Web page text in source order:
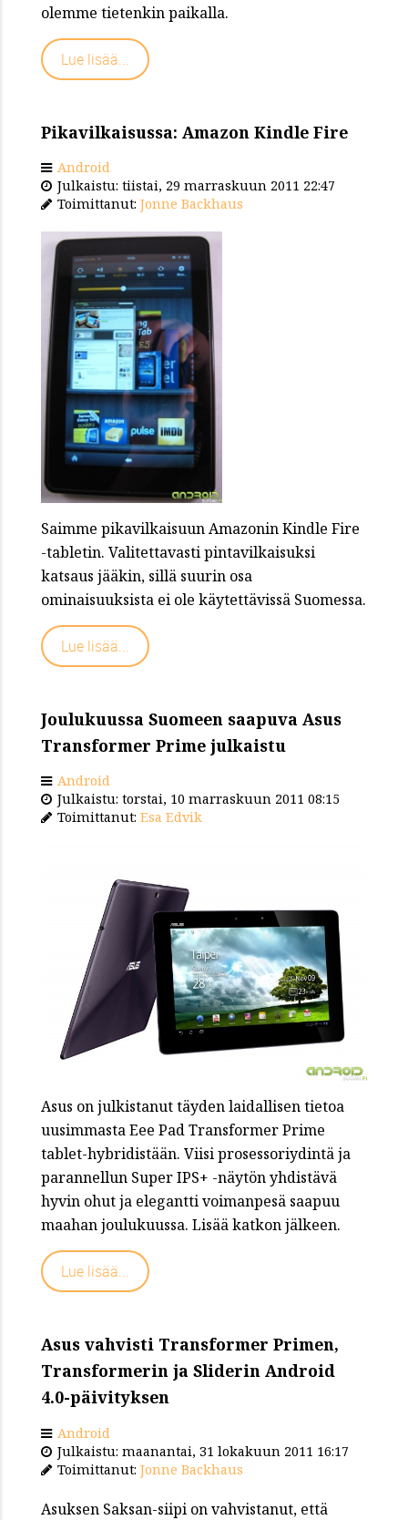
olemme tietenkin paikalla.
Lue lisää...
Pikavilkaisussa: Amazon Kindle Fire
Android
Julkaistu: tiistai, 29 marraskuun 2011 22:47
Toimittanut: Jonne Backhaus
Saimme pikavilkaisuun Amazonin Kindle Fire
-tabletin. Valitettavasti pintavilkaisuksi
katsaus jääkin, sillä suurin osa
ominaisuuksista ei ole käytettävissä Suomessa.
Lue lisää...
Joulukuussa Suomeen saapuva Asus
Transformer Prime julkaistu
Android
Julkaistu: torstai, 10 marraskuun 2011 08:15
Toimittanut: Esa Edvik
Asus on julkistanut täyden laidallisen tietoa
uusimmasta Eee Pad Transformer Prime
tablet-hybridistään. Viisi prosessoriydintä ja
parannellun Super IPS+ -näytön yhdistävä
hyvin ohut ja elegantti voimanpesä saapuu
maahan joulukuussa. Lisää katkon jälkeen.
Lue lisää...
Asus vahvisti Transformer Primen,
Transformerin ja Sliderin Android
4.0-päivityksen
Android
Julkaistu: maanantai, 31 lokakuun 2011 16:17
Toimittanut: Jonne Backhaus
Asuksen Saksan-siipi on vahvistanut, että